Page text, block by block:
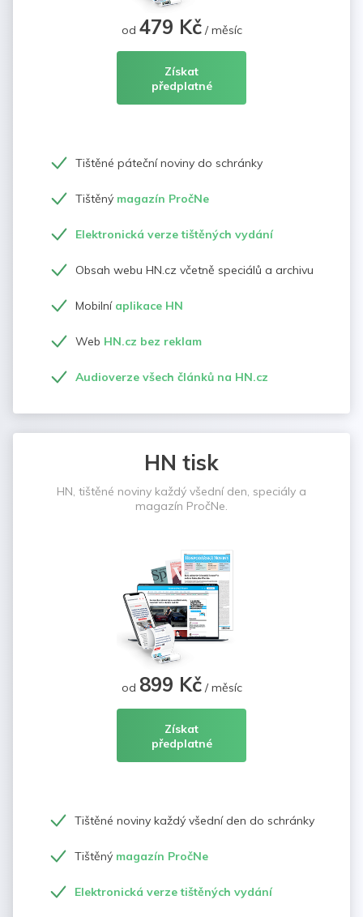
od 479 Kč/ měsíc
Získat
předplatné
Tištěné páteční noviny do schránky
Tištěný magazín PročNe
Elektronická verze tištěných vydání
Obsah webu HN.cz včetně speciálů a archivu
Mobilní aplikace HN
Web HN.cz bez reklam
Audioverze všech článků na HN.cz
HN tisk
HN, tištěné noviny každý všední den, speciály a
magazín PročNe.
od 899 Kč/ měsíc
Získat
předplatné
Tištěné noviny každý všední den do schránky
Tištěný magazín PročNe
Elektronická verze tištěných vydání